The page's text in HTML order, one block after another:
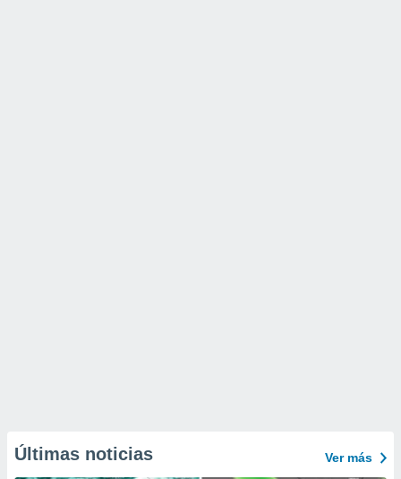
Últimas noticias Ver más